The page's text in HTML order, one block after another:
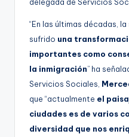
“En las últimas décadas,
sufrido una
importantes como
la inmigración” ha
Servicios Sociales,
que “actualmente el
ciudades es de varios
diversidad que nos